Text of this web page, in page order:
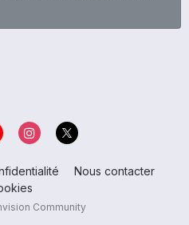
Nous contacter
Community